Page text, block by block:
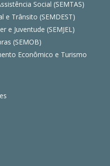
Social (SEMTAS)
e Trânsito (SEMDEST)
e Juventude (SEMJEL)
(SEMOB)
Econômico e Turismo